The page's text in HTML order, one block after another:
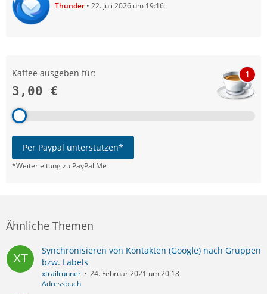
Thunder 22. Juli 2026 um 19:16
Kaffee ausgeben für:
3,00 €
1
Per Paypal unterstützen*
*Weiterleitung zu PayPal.Me
Ähnliche Themen
Synchronisieren von Kontakten (Google) nach Gruppen
bzw. Labels
xtrailrunner
24. Februar 2021 um 20:18
Adressbuch